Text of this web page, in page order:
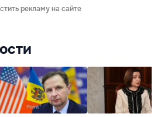
рекламу на сайте